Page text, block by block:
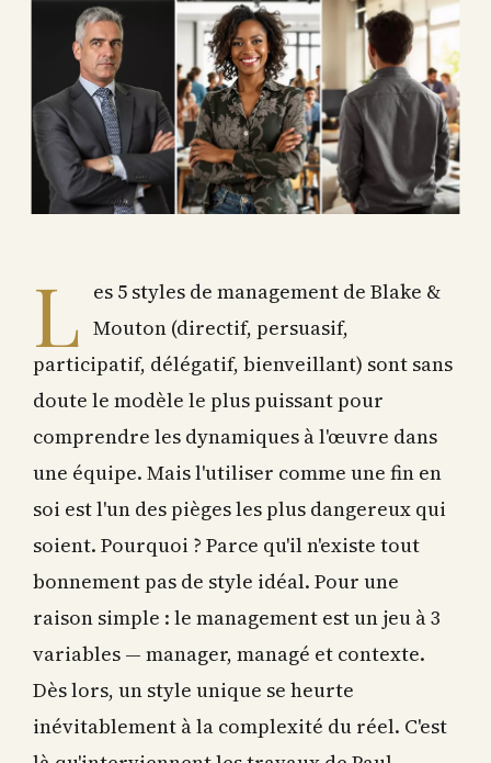
L es 5 styles de management de Blake &
Mouton (directif, persuasif,
participatif, délégatif, bienveillant) sont sans
doute le modèle le plus puissant pour
comprendre les dynamiques à l'œuvre dans
une équipe. Mais l'utiliser comme une fin en
soi est l'un des pièges les plus dangereux qui
soient. Pourquoi ? Parce qu'il n'existe tout
bonnement pas de style idéal. Pour une
raison simple : le management est un jeu à 3
variables — manager, managé et contexte.
Dès lors, un style unique se heurte
inévitablement à la complexité du réel. C'est